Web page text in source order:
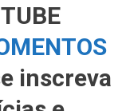
inscreva